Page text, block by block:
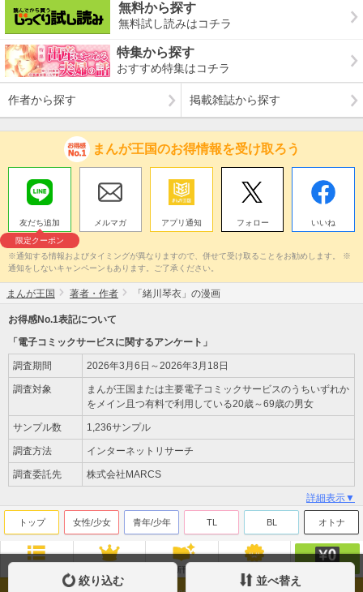
無料から探す
無料試し読みはコチラ
特集から探す
おすすめ特集はコチラ
作者から探す 掲載雑誌から探す
まんが王国のお得情報を受け取ろう
友だち追加
限定クーポン
メルマガ アプリ通知 フォロー いいね
※通知する情報およびタイミングが異なりますので、併せて受け取ることをお勧めします。 ※
通知をしないキャンペーンもあります。ご了承ください。
まんが王国 著者・作者 「緒川琴衣」の漫画
絞り込む 並べ替え
お得感No.1表記について
「電子コミックサービスに関するアンケート」
調査期間 2026年3月6日～2026年3月18日
調査対象
まんが王国または主要電子コミックサービスのうちいずれか
をメイン且つ有料で利用している20歳～69歳の男女
サンプル数 1,236サンプル
調査方法 インターネットリサーチ
調査委託先 株式会社MARCS
詳細表示▼
トップ 女性/少女 青年/少年 TL BL オトナ
新刊